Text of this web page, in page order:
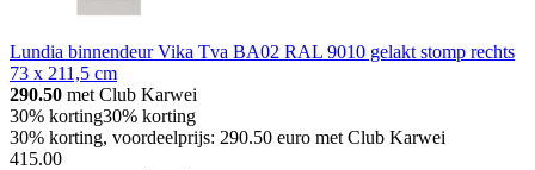
Lundia binnendeur Vika Tva BA02 RAL 9010 gelakt stomp rechts
73 x 211,5 cm
290.50 met Club Karwei
30% korting30% korting
30% korting, voordeelprijs: 290.50 euro met Club Karwei
415.00